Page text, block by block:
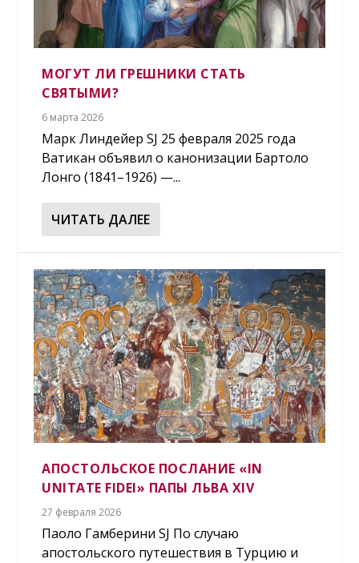
МОГУТ ЛИ ГРЕШНИКИ СТАТЬ
СВЯТЫМИ?
6 марта 2026
Марк Линдейер SJ 25 февраля 2025 года
Ватикан объявил о канонизации Бартоло
Лонго (1841–1926) —...
ЧИТАТЬ ДАЛЕЕ
АПОСТОЛЬСКОЕ ПОСЛАНИЕ «IN
UNITATE FIDEI» ПАПЫ ЛЬВА XIV
27 февраля 2026
Паоло Гамберини SJ По случаю
апостольского путешествия в Турцию и